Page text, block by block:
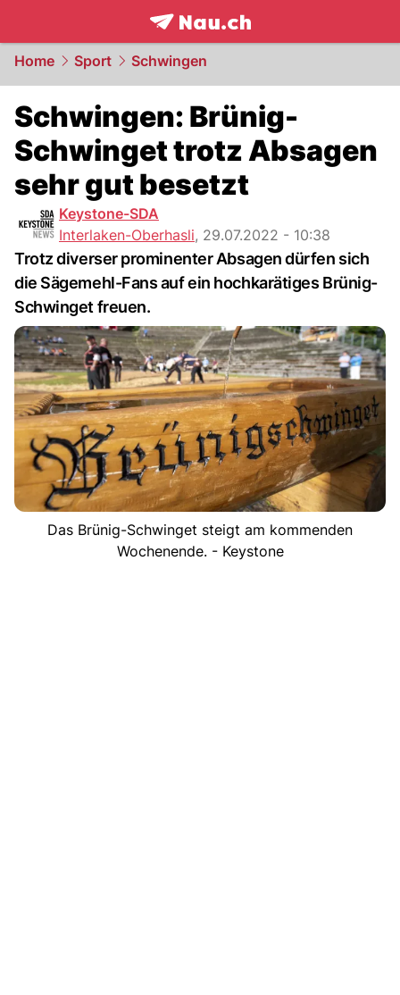
frontpage.NAU.ch
Home Sport Schwingen
Schwingen: Brünig-
Schwinget trotz Absagen
sehr gut besetzt
Keystone-SDA
Interlaken-Oberhasli, 29.07.2022 - 10:38
Trotz diverser prominenter Absagen dürfen sich
die Sägemehl-Fans auf ein hochkarätiges Brünig-
Schwinget freuen.
Das Brünig-Schwinget steigt am kommenden
Wochenende. - Keystone